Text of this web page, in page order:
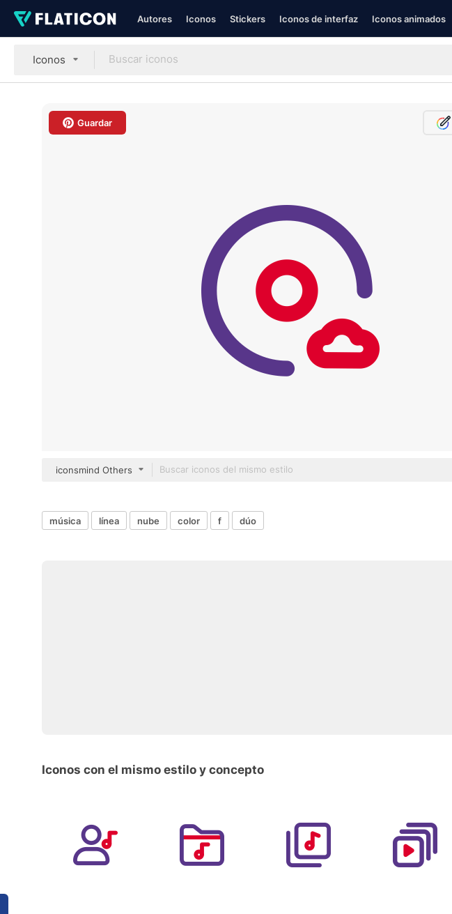
Autores Iconos Stickers Iconos de interfaz Iconos animados
Iconos
Guardar
iconsmind Others
música línea nube color f dúo
Iconos con el mismo estilo y concepto